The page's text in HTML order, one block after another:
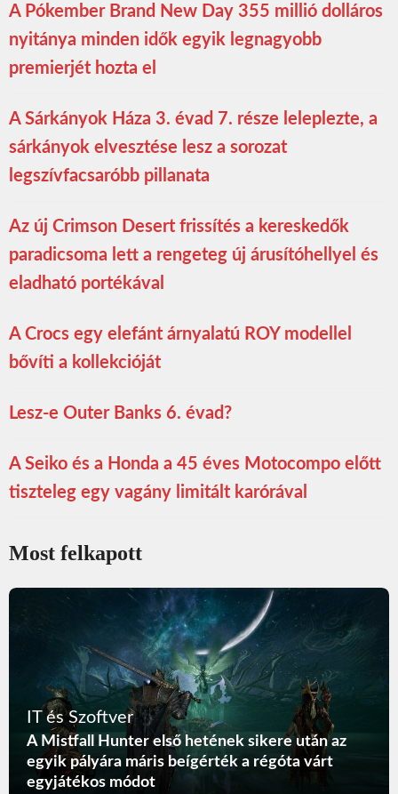
A Pókember Brand New Day 355 millió dolláros
nyitánya minden idők egyik legnagyobb
premierjét hozta el
A Sárkányok Háza 3. évad 7. része leleplezte, a
sárkányok elvesztése lesz a sorozat
legszívfacsaróbb pillanata
Az új Crimson Desert frissítés a kereskedők
paradicsoma lett a rengeteg új árusítóhellyel és
eladható portékával
A Crocs egy elefánt árnyalatú ROY modellel
bővíti a kollekcióját
Lesz-e Outer Banks 6. évad?
A Seiko és a Honda a 45 éves Motocompo előtt
tiszteleg egy vagány limitált karórával
Most felkapott
IT és Szoftver
A Mistfall Hunter első hetének sikere után az
egyik pályára máris beígérték a régóta várt
egyjátékos módot